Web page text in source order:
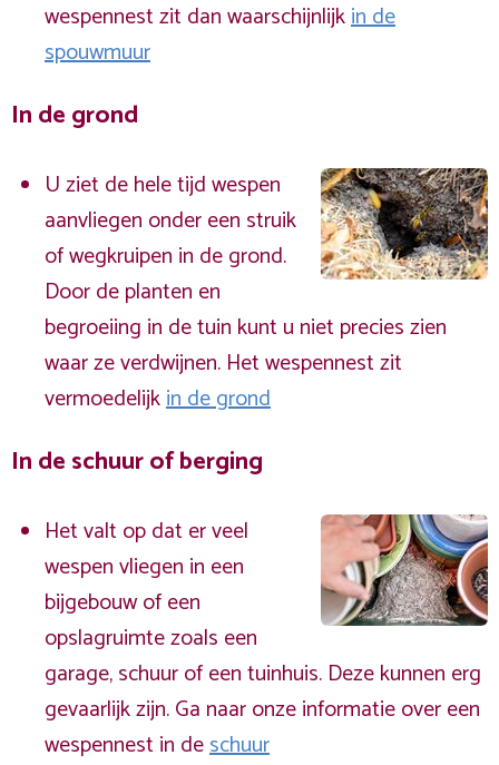
wespennest zit dan waarschijnlijkin de
spouwmuur
In de grond
U ziet de hele tijd wespen
aanvliegen onder een struik
of wegkruipen in de grond.
Door de planten en
begroeiing in de tuin kunt u niet precies zien
waar ze verdwijnen. Het wespennest zit
vermoedelijkin de grond
In de schuur of berging
Het valt op dat er veel
wespen vliegen in een
bijgebouw of een
opslagruimte zoals een
garage, schuur of een tuinhuis. Deze kunnen erg
gevaarlijk zijn. Ga naar onze informatie over een
wespennest in deschuur